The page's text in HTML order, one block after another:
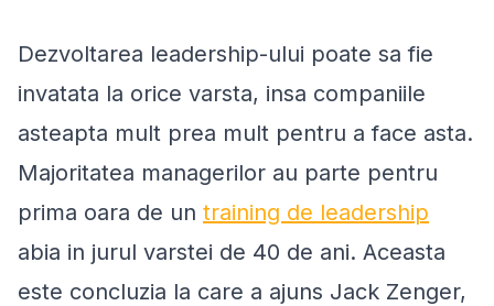
Dezvoltarea leadership-ului poate sa fie
invatata la orice varsta, insa companiile
asteapta mult prea mult pentru a face asta.
Majoritatea managerilor au parte pentru
prima oara de un training de leadership
abia in jurul varstei de 40 de ani. Aceasta
este concluzia la care a ajuns Jack Zenger,